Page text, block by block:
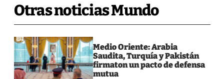
Otras noticias Mundo
Medio Oriente: Arabia
Saudita, Turquía y Pakistán
firmaton un pacto de defensa
mutua